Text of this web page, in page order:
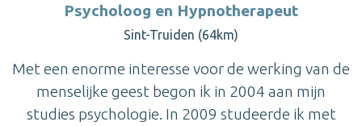
Psycholoog en Hypnotherapeut
Sint-Truiden (64km)
Met een enorme interesse voor de werking van de
menselijke geest begon ik in 2004 aan mijn
studies psychologie. In 2009 studeerde ik met